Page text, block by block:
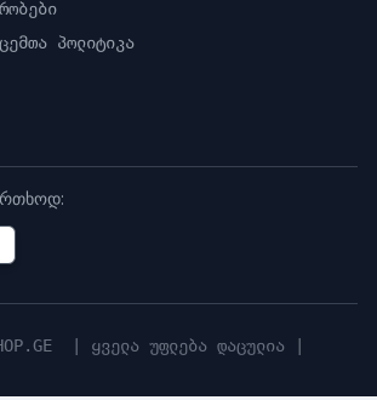
პოლიტიკა
| ყველა უფლება დაცულია |